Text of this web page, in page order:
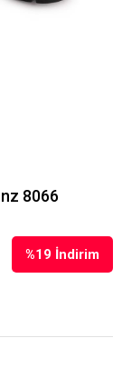
8066
%19 İndirim